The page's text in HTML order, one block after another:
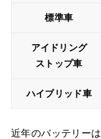
標準車
アイドリング
ストップ車
ハイブリッド車
近年のバッテリー